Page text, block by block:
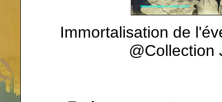
Immortalisation de
@Collection